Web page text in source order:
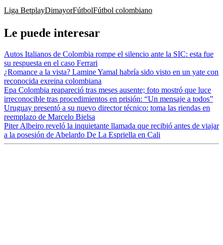
Liga BetplayDimayorFútbolFútbol colombiano
Le puede interesar
Autos Italianos de Colombia rompe el silencio ante la SIC: esta fue
su respuesta en el caso Ferrari
¿Romance a la vista? Lamine Yamal habría sido visto en un yate con
reconocida exreina colombiana
Epa Colombia reapareció tras meses ausente; foto mostró que luce
irreconocible tras procedimientos en prisión: “Un mensaje a todos”
Uruguay presentó a su nuevo director técnico: toma las riendas en
reemplazo de Marcelo Bielsa
Piter Albeiro reveló la inquietante llamada que recibió antes de viajar
a la posesión de Abelardo De La Espriella en Cali